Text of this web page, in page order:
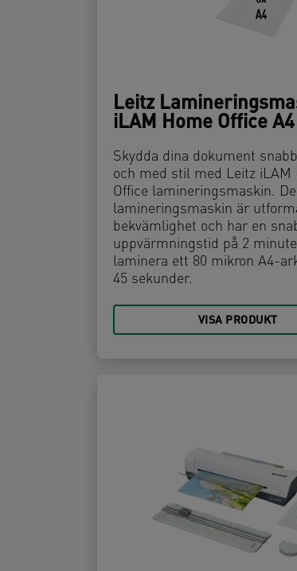
Leitz
iLAM Home Office A4
Skydda dina dokument
och med stil med Leitz iLAM
Office lamineringsmaskin.
lamineringsmaskin är
bekvämlighet och har en
uppvärmningstid på 2
laminera ett 80 mikron A4-
45 sekunder.
VISA PRODUKT